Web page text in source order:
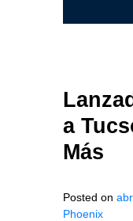
a
Más
Posted on
Phoenix